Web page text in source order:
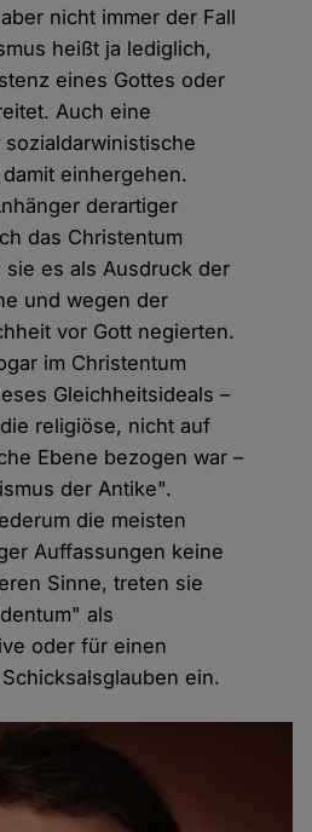
nicht immer der Fall
heißt ja lediglich,
eines Gottes oder
Auch eine
einhergehen.
derartiger
das Christentum
es als Ausdruck der
und wegen der
vor Gott negierten.
im Christentum
Gleichheitsideals –
religiöse, nicht auf
Ebene bezogen war –
der Antike".
die meisten
Auffassungen keine
Sinne, treten sie
als
oder für einen
ein.